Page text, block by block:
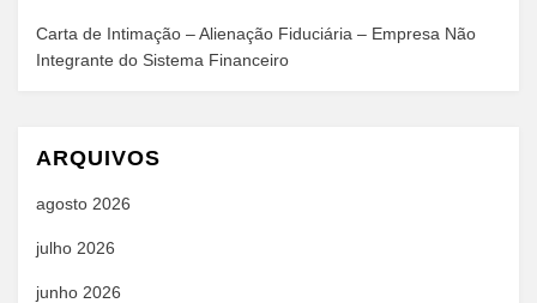
Carta de Intimação – Alienação Fiduciária – Empresa Não
Integrante do Sistema Financeiro
ARQUIVOS
agosto 2026
julho 2026
junho 2026